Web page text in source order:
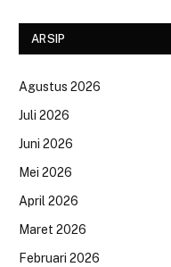
ARSIP
Agustus 2026
Juli 2026
Juni 2026
Mei 2026
April 2026
Maret 2026
Februari 2026